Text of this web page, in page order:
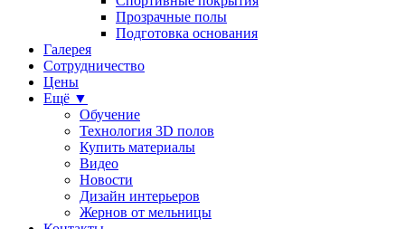
Прозрачные полы
Подготовка основания
Галерея
Сотрудничество
Цены
Ещё ▼
Обучение
Технология 3D полов
Купить материалы
Видео
Новости
Дизайн интерьеров
Жернов от мельницы